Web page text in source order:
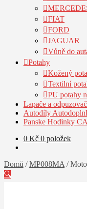
FIAT
FORD
JAGUAR
Vůně do
Potahy
Kožený
Textilní
PU potahy
Lapače a
Autodíly
Panske Hodinky
0 Kč 0 položek
Domů /MP008MA /
🔍